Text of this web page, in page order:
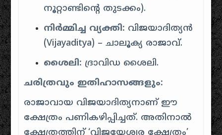
നൂറ്റാണ്ടിന്റെ തുടക്കം).
നിർമ്മിച്ച വ്യക്തി: വിജയാദിത്യൻ
(Vijayaditya) – ചാലൂക്യ രാജാവ്.
ശൈലി: ദ്രാവിഡ ശൈലി.
ചരിത്രവും ഇതിഹാസങ്ങളും:
രാജാവായ വിജയാദിത്യനാണ് ഈ
ക്ഷേത്രം പണികഴിപ്പിച്ചത്. അതിനാൽ